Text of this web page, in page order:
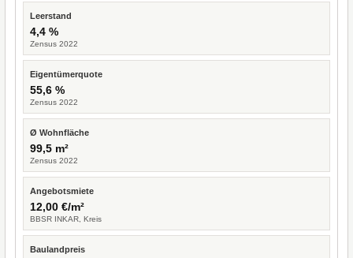
Leerstand
4,4 %
Zensus 2022
Eigentümerquote
55,6 %
Zensus 2022
Ø Wohnfläche
99,5 m²
Zensus 2022
Angebotsmiete
12,00 €/m²
BBSR INKAR, Kreis
Baulandpreis